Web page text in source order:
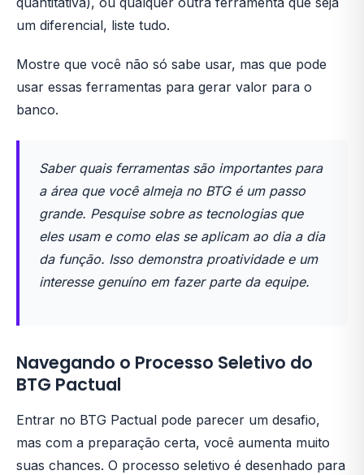
um diferencial, liste tudo.
Mostre que você não só sabe usar, mas que pode
usar essas ferramentas para gerar valor para o
banco.
Saber quais ferramentas são importantes para
a área que você almeja no BTG é um passo
grande. Pesquise sobre as tecnologias que
eles usam e como elas se aplicam ao dia a dia
da função. Isso demonstra proatividade e um
interesse genuíno em fazer parte da equipe.
Navegando o Processo Seletivo do
BTG Pactual
Entrar no BTG Pactual pode parecer um desafio,
mas com a preparação certa, você aumenta muito
suas chances. O processo seletivo é desenhado para